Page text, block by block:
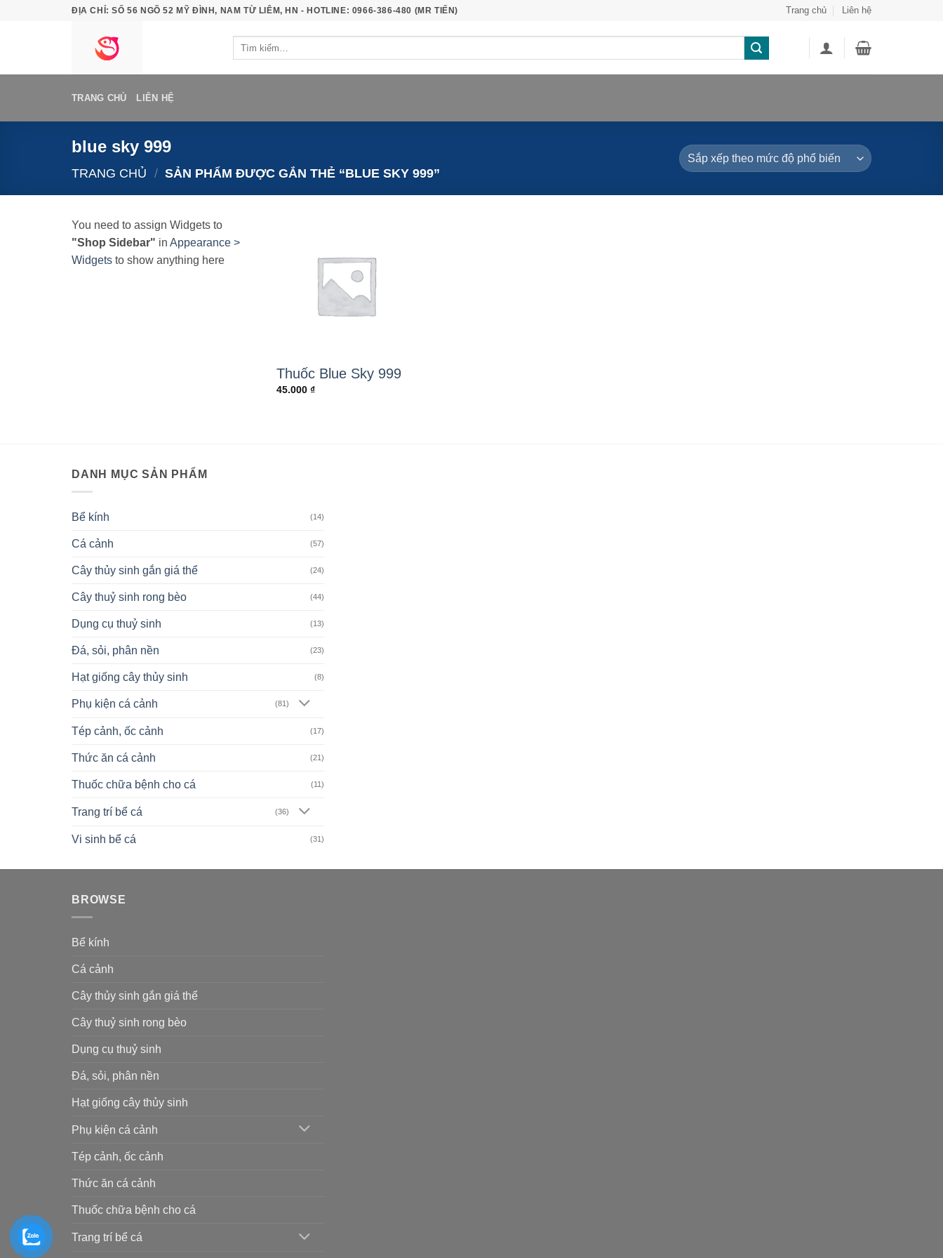
ĐỊA CHỈ: SỐ 56 NGÕ 52 MỸ ĐÌNH, NAM TỪ LIÊM, HN - HOTLINE: 0966-386-480 (MR TIẾN) Trang chủ Liên hệ
TRANG CHỦ LIÊN HỆ
blue sky 999
TRANG CHỦ / SẢN PHẨM ĐƯỢC GẮN THẺ “BLUE SKY 999”
You need to assign Widgets to
"Shop Sidebar" in Appearance >
Widgets to show anything here
Thuốc Blue Sky 999
45.000₫
DANH MỤC SẢN PHẨM
Bể kính (14)
Cá cảnh (57)
Cây thủy sinh gắn giá thể (24)
Cây thuỷ sinh rong bèo (44)
Dụng cụ thuỷ sinh (13)
Đá, sỏi, phân nền (23)
Hạt giống cây thủy sinh (8)
Phụ kiện cá cảnh (81)
Tép cảnh, ốc cảnh (17)
Thức ăn cá cảnh (21)
Thuốc chữa bệnh cho cá (11)
Trang trí bể cá (36)
Vi sinh bể cá (31)
BROWSE
Bể kính
Cá cảnh
Cây thủy sinh gắn giá thể
Cây thuỷ sinh rong bèo
Dụng cụ thuỷ sinh
Đá, sỏi, phân nền
Hạt giống cây thủy sinh
Phụ kiện cá cảnh
Tép cảnh, ốc cảnh
Thức ăn cá cảnh
Thuốc chữa bệnh cho cá
Trang trí bể cá